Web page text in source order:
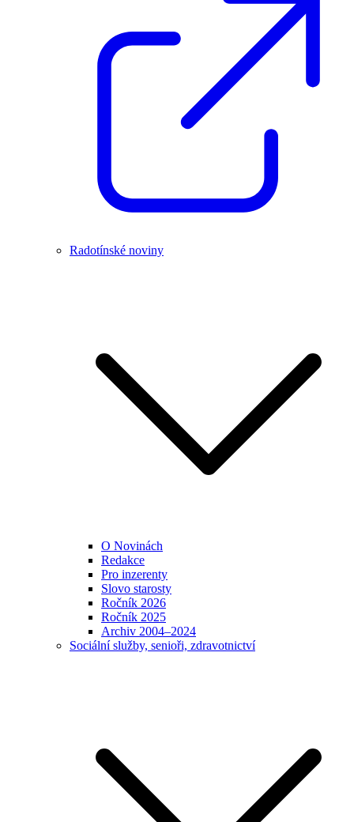
Radotínské noviny
O Novinách
Redakce
Pro inzerenty
Slovo starosty
Ročník 2026
Ročník 2025
Archiv 2004–2024
Sociální služby, senioři, zdravotnictví